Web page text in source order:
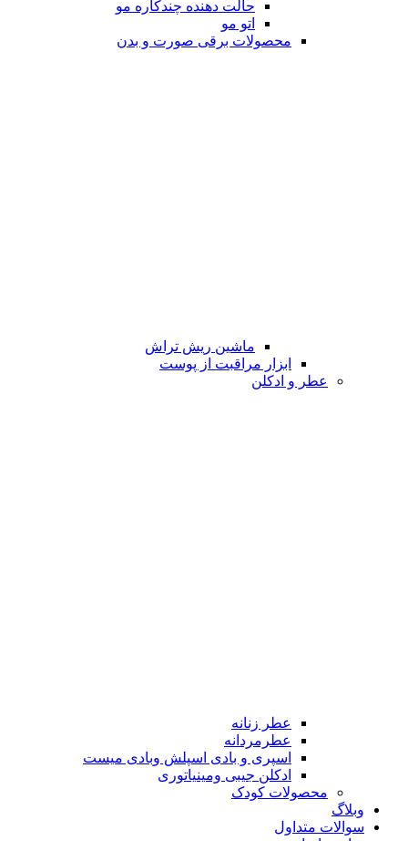
حالت دهنده چندکاره مو
اتو مو
محصولات برقی صورت و بدن
ماشین ریش تراش
ابزار مراقبت از پوست
عطر و ادکلن
عطر زنانه
عطرمردانه
اسپری و بادی اسپلش وبادی میست
ادکلن جیبی ومینیاتوری
محصولات کودک
وبلاگ
سوالات متداول